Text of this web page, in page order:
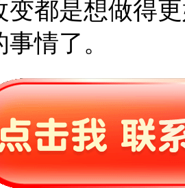
变都是想做得
情了。